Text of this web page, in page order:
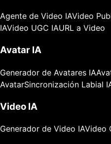
Agente de Video IAVideo
IAVideo UGC IAURL a Video
Avatar IA
Generador de Avatares IA
AvatarSincronización Labial
Video IA
Generador de Video IAVideo